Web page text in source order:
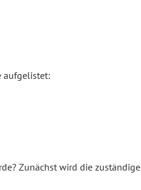
aufgelistet:
Zunächst wird die zuständige